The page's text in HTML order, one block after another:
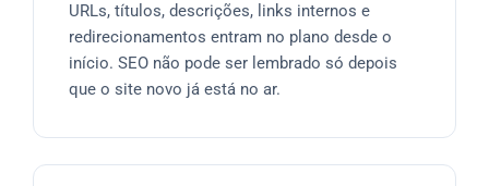
URLs, títulos, descrições, links internos e
redirecionamentos entram no plano desde o
início. SEO não pode ser lembrado só depois
que o site novo já está no ar.